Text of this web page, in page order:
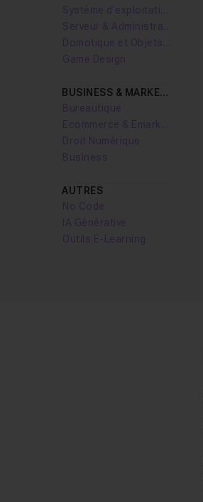
Game Design
BUSINESS & MARKETING
Bureautique
Droit Numérique
Business
AUTRES
No Code
IA Générative
Outils E-Learning